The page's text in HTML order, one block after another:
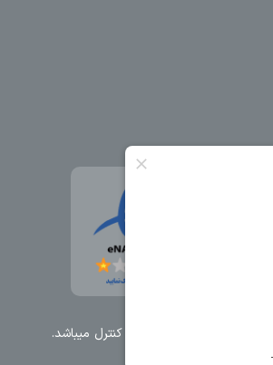
و سایت نزد شرکت اریا کنترل میباشد.